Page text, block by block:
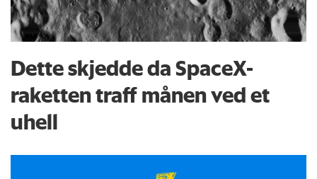
Dette skjedde da SpaceX-
raketten traff månen ved et
uhell